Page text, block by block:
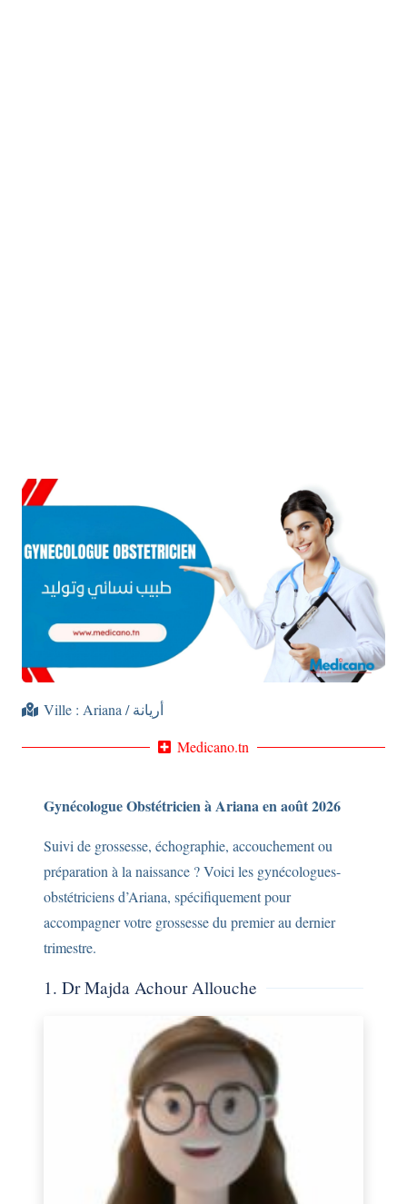
Ville :
Ariana / أريانة
Medicano.tn
Gynécologue Obstétricien à Ariana en août 2026
Suivi de grossesse, échographie, accouchement ou
préparation à la naissance ? Voici les gynécologues-
obstétriciens d’Ariana, spécifiquement pour
accompagner votre grossesse du premier au dernier
trimestre.
1. Dr Majda Achour Allouche